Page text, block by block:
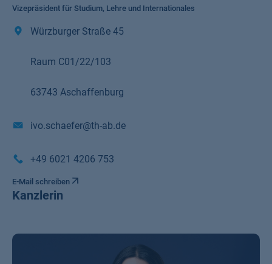
Vizepräsident für Studium, Lehre und Internationales
Würzburger Straße 45
Raum C01/22/103
63743 Aschaffenburg
ivo.schaefer@th-ab.de
+49 6021 4206 753
E-Mail schreiben
Kanzlerin